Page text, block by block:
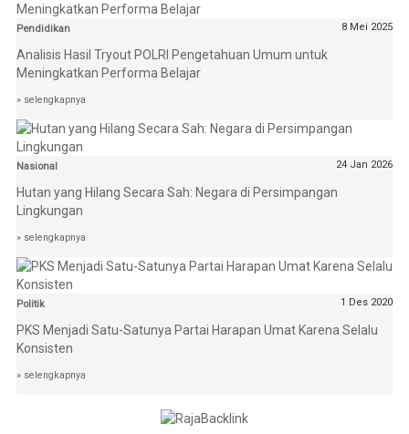
Pendidikan 8 Mei 2025
Analisis Hasil Tryout POLRI Pengetahuan Umum untuk
Meningkatkan Performa Belajar
» selengkapnya
Nasional 24 Jan 2026
Hutan yang Hilang Secara Sah: Negara di Persimpangan
Lingkungan
» selengkapnya
Politik 1 Des 2020
PKS Menjadi Satu-Satunya Partai Harapan Umat Karena Selalu
Konsisten
» selengkapnya